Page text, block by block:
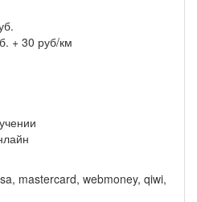
+ 30 руб/км